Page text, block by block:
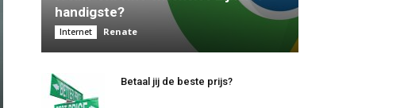
handigste?
Internet Renate
Betaal jij de beste prijs?